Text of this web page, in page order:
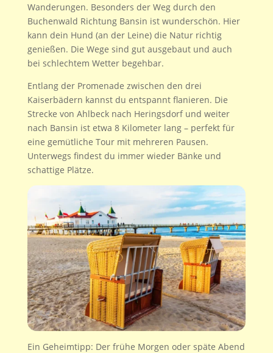
Wanderungen. Besonders der Weg durch den
Buchenwald Richtung Bansin ist wunderschön. Hier
kann dein Hund (an der Leine) die Natur richtig
genießen. Die Wege sind gut ausgebaut und auch
bei schlechtem Wetter begehbar.
Entlang der Promenade zwischen den drei
Kaiserbädern kannst du entspannt flanieren. Die
Strecke von Ahlbeck nach Heringsdorf und weiter
nach Bansin ist etwa 8 Kilometer lang – perfekt für
eine gemütliche Tour mit mehreren Pausen.
Unterwegs findest du immer wieder Bänke und
schattige Plätze.
Ein Geheimtipp: Der frühe Morgen oder späte Abend